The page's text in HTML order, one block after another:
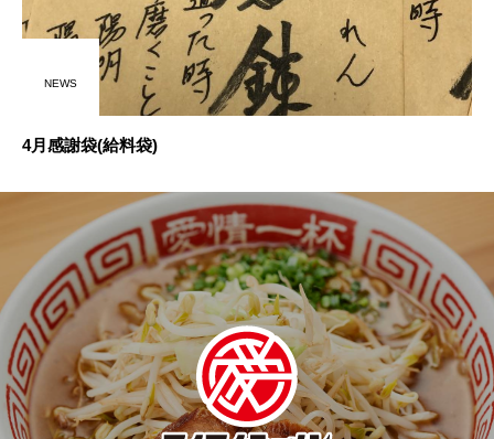
NEWS
4月感謝袋(給料袋)